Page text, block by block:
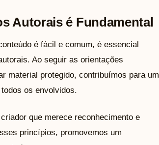
Autorais é Fundamental
é fácil e comum, é essencial
Ao seguir as orientações
material protegido, contribuímos para um
os envolvidos.
que merece reconhecimento e
princípios, promovemos um